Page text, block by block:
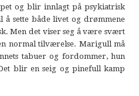
og blir innlagt på psykiatrisk
sette både livet og drømmene
Men det viser seg å være svært
normal tilværelse. Marigull må
tabuer og fordommer, hun
blir en seig og pinefull kamp